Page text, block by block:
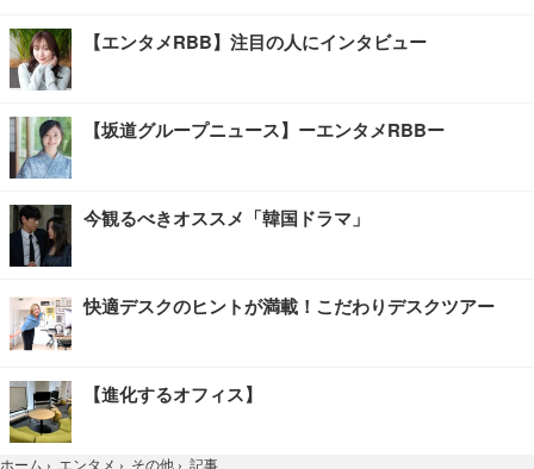
【エンタメRBB】注目の人にインタビュー
【坂道グループニュース】ーエンタメRBBー
今観るべきオススメ「韓国ドラマ」
快適デスクのヒントが満載！こだわりデスクツアー
【進化するオフィス】
ホーム › エンタメ › その他 › 記事